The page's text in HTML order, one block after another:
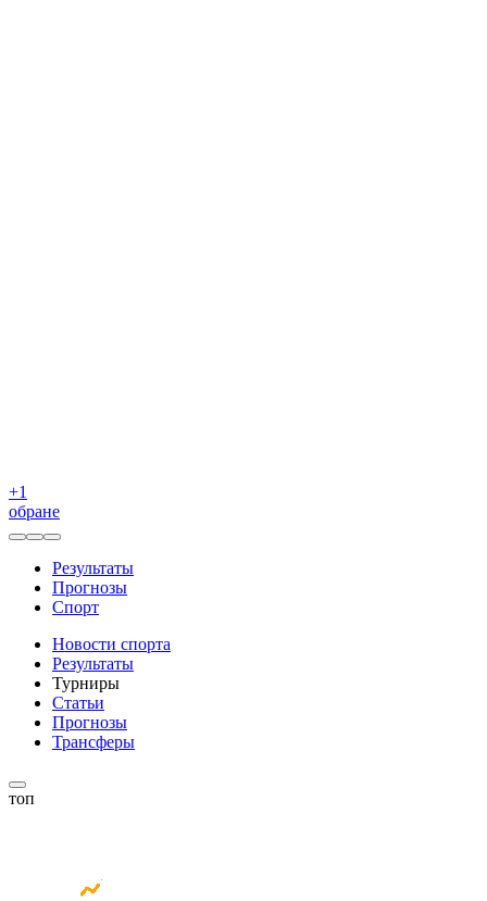
+1
обране
Результаты
Прогнозы
Спорт
Новости спорта
Результаты
Турниры
Статьи
Прогнозы
Трансферы
топ